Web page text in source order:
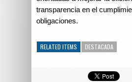
transparencia en el
obligaciones.
RELATED ITEMS DESTACADA